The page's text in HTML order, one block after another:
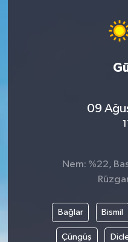
09
Nem: %22,
Bağlar Bismil
Çüngüş